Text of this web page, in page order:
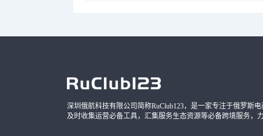
深圳俄航科技有限公司简称RuClub123，是一家专注于俄罗斯
及时收集运营必备工具，汇集服务生态资源等必备跨境服务，